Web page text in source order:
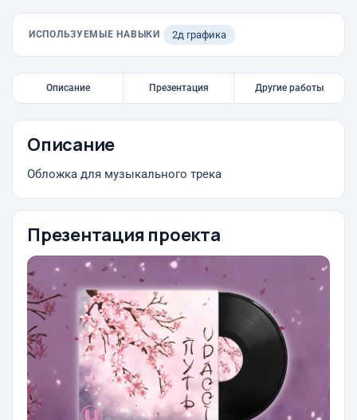
ИСПОЛЬЗУЕМЫЕ НАВЫКИ 2д графика
Описание Презентация Другие работы
Описание
Обложка для музыкального трека
Презентация проекта